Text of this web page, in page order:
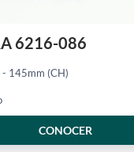
6216-086
145mm (CH)
CONOCER